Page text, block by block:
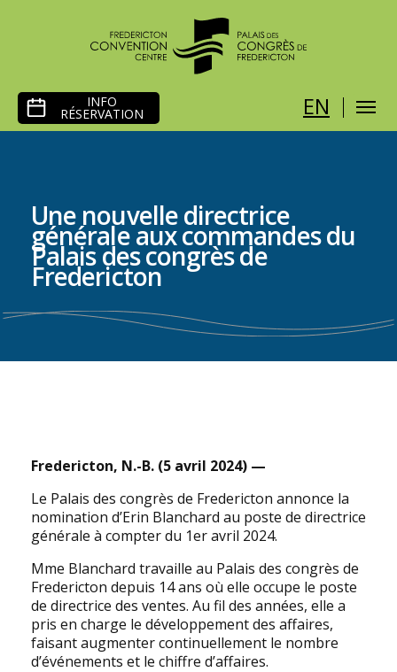
CONTENU
EN
INFO
RÉSERVATION
Une nouvelle directrice
générale aux commandes du
Palais des congrès de
Fredericton
Fredericton, N.-B. (5 avril 2024) —
Le Palais des congrès de Fredericton annonce la
nomination d’Erin Blanchard au poste de directrice
générale à compter du 1er avril 2024.
Mme Blanchard travaille au Palais des congrès de
Fredericton depuis 14 ans où elle occupe le poste
de directrice des ventes. Au fil des années, elle a
pris en charge le développement des affaires,
faisant augmenter continuellement le nombre
d’événements et le chiffre d’affaires.